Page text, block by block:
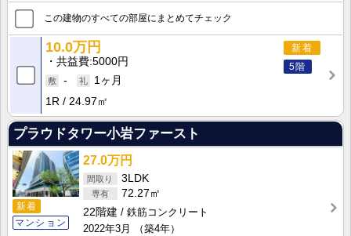
この建物のすべての部屋にまとめてチェック
新着
5階
10.0万円
共益費 5000円
-
1ヶ月
1R
24.97㎡
プラウドタワー小岩ファースト
新着
マンション
27.0万円
3LDK
72.27㎡
22階建
鉄筋コンクリート
2022年3月
（築4年）